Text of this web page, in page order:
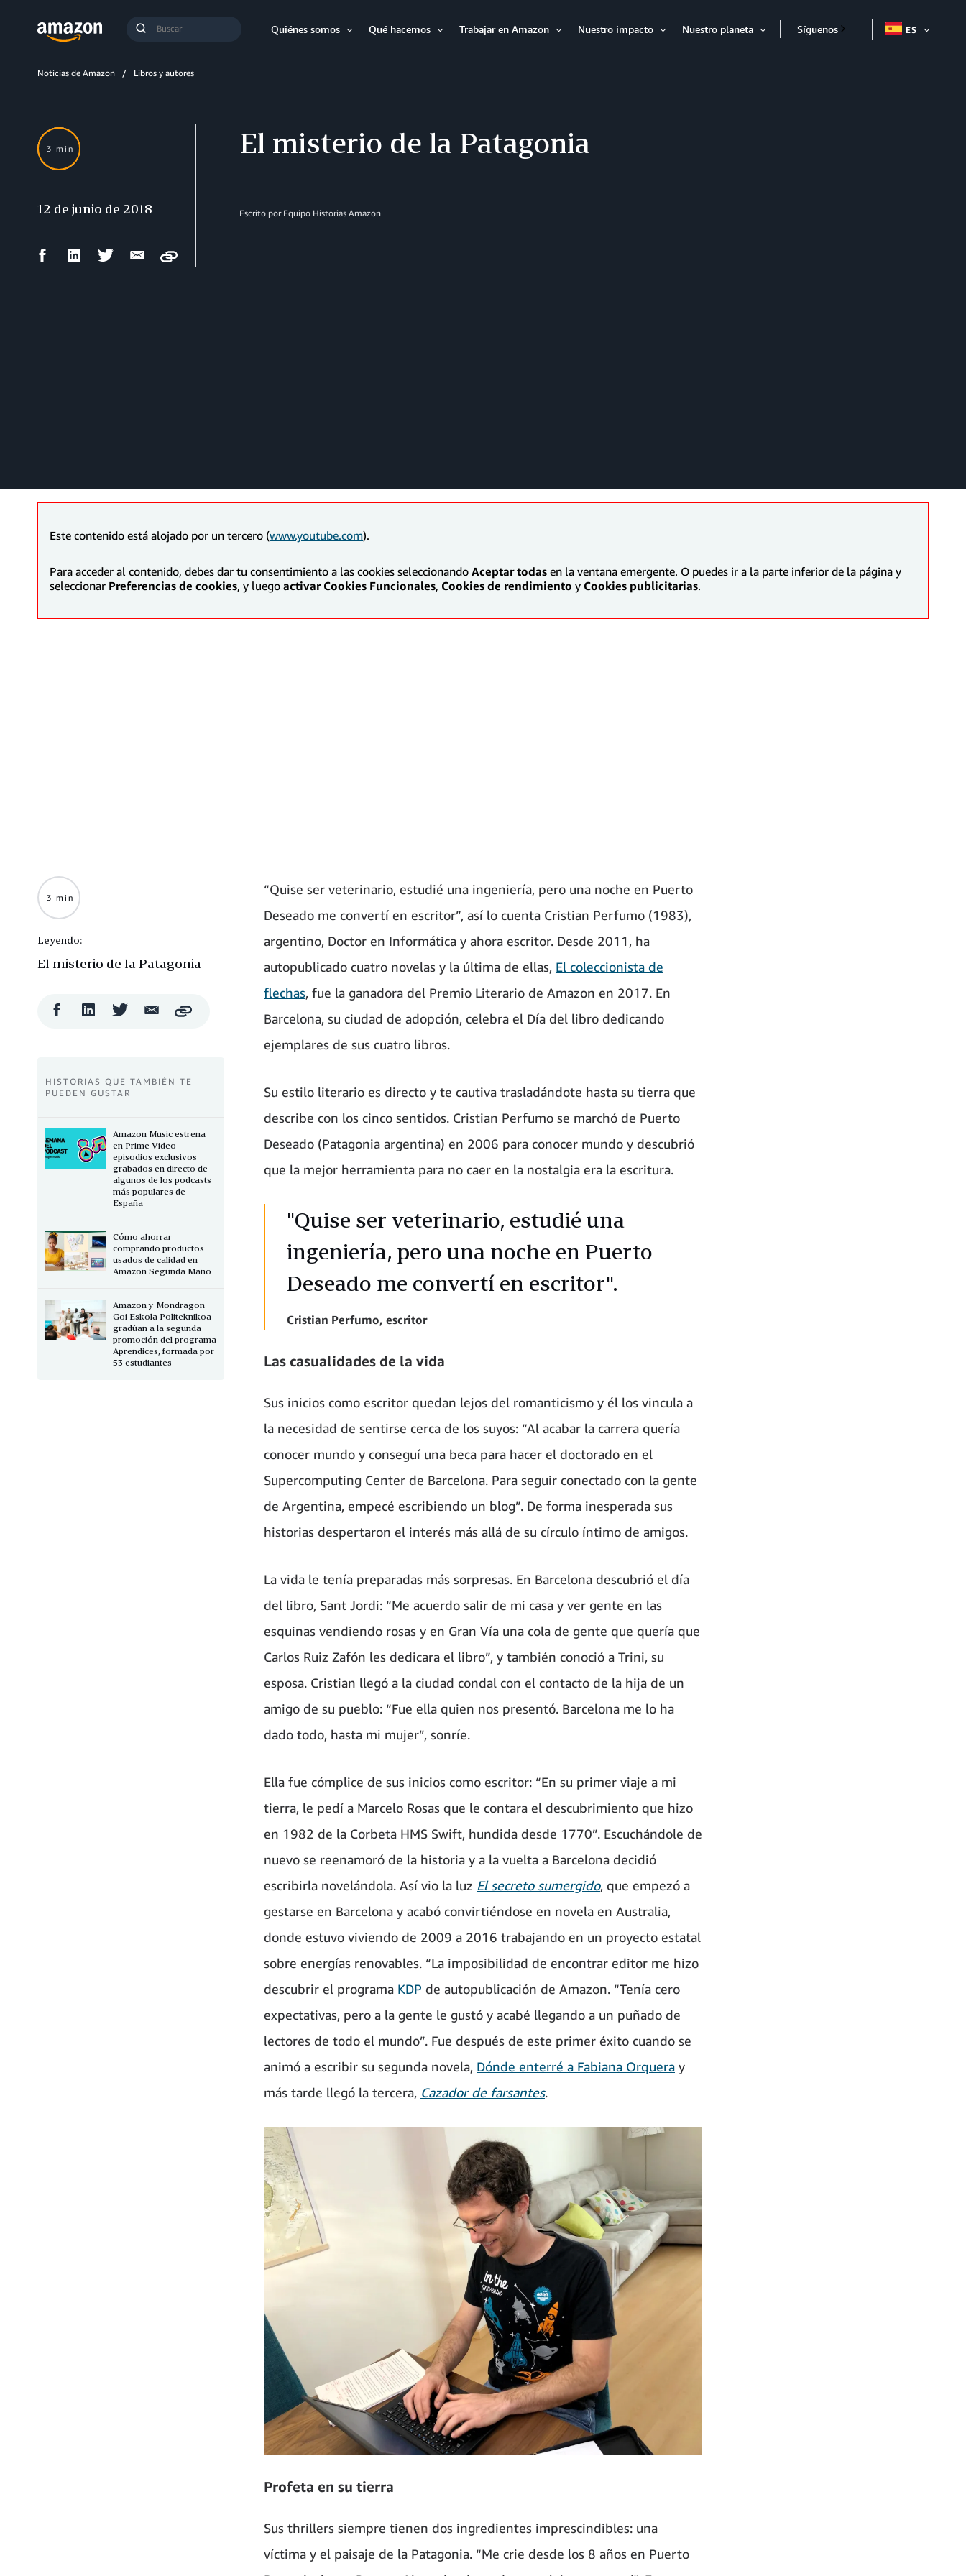
Enviar
Quiénes somos
Qué hacemos
Trabajar en Amazon
Nuestro impacto
Nuestro planeta
Expandir
Síguenos ES
Noticias de Amazon Libros y autores
El misterio de la Patagonia
Escrito por Equipo Historias Amazon
3 min
12 de junio de 2018
CompartirCompartirCompartirCompartir
Copy
Este contenido está alojado por un tercero (www.youtube.com).
Para acceder al contenido, debes dar tu consentimiento a las cookies seleccionando Aceptar todas en la ventana emergente. O puedes ir a la parte inferior de la página y
seleccionar Preferencias de cookies, y luego activar Cookies Funcionales, Cookies de rendimiento y Cookies publicitarias.
“Quise ser veterinario, estudié una ingeniería, pero una noche en Puerto
Deseado me convertí en escritor”, así lo cuenta Cristian Perfumo (1983),
argentino, Doctor en Informática y ahora escritor. Desde 2011, ha
autopublicado cuatro novelas y la última de ellas, El coleccionista de
flechas, fue la ganadora del Premio Literario de Amazon en 2017. En
Barcelona, su ciudad de adopción, celebra el Día del libro dedicando
ejemplares de sus cuatro libros.
Su estilo literario es directo y te cautiva trasladándote hasta su tierra que
describe con los cinco sentidos. Cristian Perfumo se marchó de Puerto
Deseado (Patagonia argentina) en 2006 para conocer mundo y descubrió
que la mejor herramienta para no caer en la nostalgia era la escritura.
"Quise ser veterinario, estudié una
ingeniería, pero una noche en Puerto
Deseado me convertí en escritor".
Cristian Perfumo, escritor
Las casualidades de la vida
Sus inicios como escritor quedan lejos del romanticismo y él los vincula a
la necesidad de sentirse cerca de los suyos: “Al acabar la carrera quería
conocer mundo y conseguí una beca para hacer el doctorado en el
Supercomputing Center de Barcelona. Para seguir conectado con la gente
de Argentina, empecé escribiendo un blog”. De forma inesperada sus
historias despertaron el interés más allá de su círculo íntimo de amigos.
La vida le tenía preparadas más sorpresas. En Barcelona descubrió el día
del libro, Sant Jordi: “Me acuerdo salir de mi casa y ver gente en las
esquinas vendiendo rosas y en Gran Vía una cola de gente que quería que
Carlos Ruiz Zafón les dedicara el libro”, y también conoció a Trini, su
esposa. Cristian llegó a la ciudad condal con el contacto de la hija de un
amigo de su pueblo: “Fue ella quien nos presentó. Barcelona me lo ha
dado todo, hasta mi mujer”, sonríe.
Ella fue cómplice de sus inicios como escritor: “En su primer viaje a mi
tierra, le pedí a Marcelo Rosas que le contara el descubrimiento que hizo
en 1982 de la Corbeta HMS Swift, hundida desde 1770”. Escuchándole de
nuevo se reenamoró de la historia y a la vuelta a Barcelona decidió
escribirla novelándola. Así vio la luz El secreto sumergido, que empezó a
gestarse en Barcelona y acabó convirtiéndose en novela en Australia,
donde estuvo viviendo de 2009 a 2016 trabajando en un proyecto estatal
sobre energías renovables. “La imposibilidad de encontrar editor me hizo
descubrir el programa KDP de autopublicación de Amazon. “Tenía cero
expectativas, pero a la gente le gustó y acabé llegando a un puñado de
lectores de todo el mundo”. Fue después de este primer éxito cuando se
animó a escribir su segunda novela, Dónde enterré a Fabiana Orquera y
más tarde llegó la tercera, Cazador de farsantes.
Profeta en su tierra
Sus thrillers siempre tienen dos ingredientes imprescindibles: una
víctima y el paisaje de la Patagonia. “Me crie desde los 8 años en Puerto
3 min
Leyendo:
El misterio de la Patagonia
CompartirCompartirCompartirCompartir
Copy
HISTORIAS QUE TAMBIÉN TE
PUEDEN GUSTAR
Amazon Music estrena
en Prime Video
episodios exclusivos
grabados en directo de
algunos de los podcasts
más populares de
España
Cómo ahorrar
comprando productos
usados de calidad en
Amazon Segunda Mano
Amazon y Mondragon
Goi Eskola Politeknikoa
gradúan a la segunda
promoción del programa
Aprendices, formada por
53 estudiantes